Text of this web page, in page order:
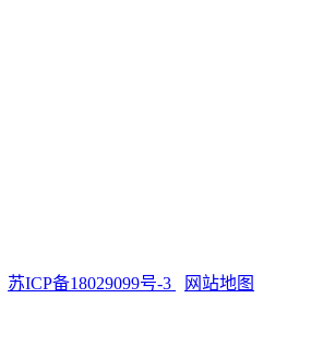
苏ICP备18029099号-3 网站地图